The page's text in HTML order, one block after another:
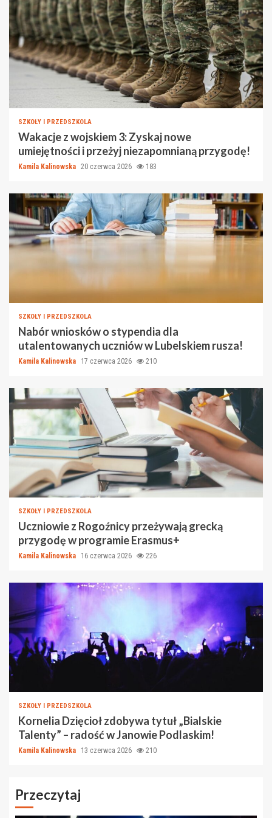
SZKOŁY I PRZEDSZKOLA
Wakacje z wojskiem 3: Zyskaj nowe
umiejętności i przeżyj niezapomnianą przygodę!
Kamila Kalinowska 20 czerwca 2026 183
SZKOŁY I PRZEDSZKOLA
Nabór wniosków o stypendia dla
utalentowanych uczniów w Lubelskiem rusza!
Kamila Kalinowska 17 czerwca 2026 210
SZKOŁY I PRZEDSZKOLA
Uczniowie z Rogoźnicy przeżywają grecką
przygodę w programie Erasmus+
Kamila Kalinowska 16 czerwca 2026 226
SZKOŁY I PRZEDSZKOLA
Kornelia Dzięcioł zdobywa tytuł „Bialskie
Talenty” – radość w Janowie Podlaskim!
Kamila Kalinowska 13 czerwca 2026 210
Przeczytaj